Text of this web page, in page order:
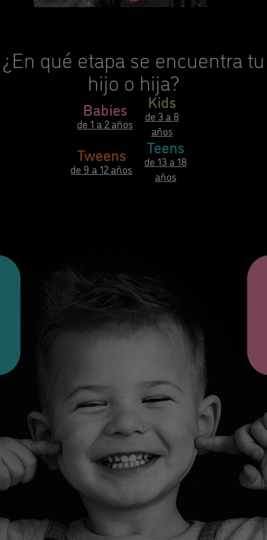
¿En qué etapa se encuentra tu
hijo o hija?
Babies
de 1 a 2 años
Kids
de 3 a 8
años
Tweens
de 9 a 12 años
Teens
de 13 a 18
años